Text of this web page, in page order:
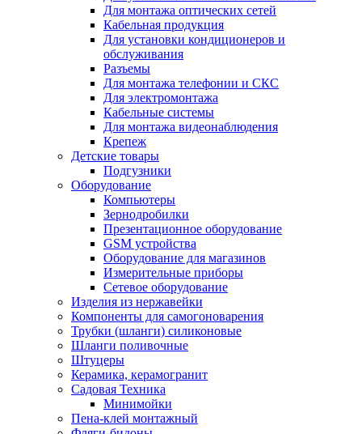
Для монтажа оптических сетей
Кабельная продукция
Для установки кондиционеров и
обслуживания
Разъемы
Для монтажа телефонии и СКС
Для электромонтажа
Кабельные системы
Для монтажа видеонаблюдения
Крепеж
Детские товары
Подгузники
Оборудование
Компьютеры
Зернодробилки
Презентационное оборудование
GSM устройства
Оборудование для магазинов
Измерительные приборы
Сетевое оборудование
Изделия из нержавейки
Компоненты для самогоноварения
Трубки (шланги) силиконовые
Шланги поливочные
Штуцеры
Керамика, керамогранит
Садовая Техника
Минимойки
Пена-клей монтажный